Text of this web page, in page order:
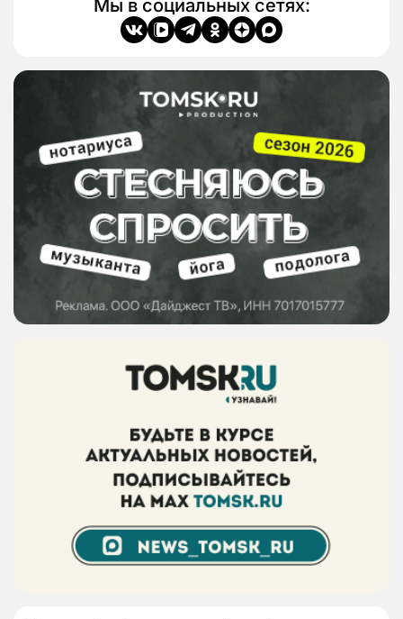
Мы в социальных сетях: